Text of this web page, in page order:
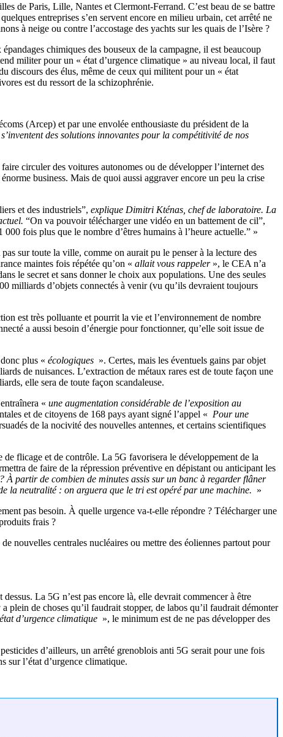
de Paris, Lille, Nantes et Clermont-Ferrand. C’est beau de se battre
entreprises s’en servent encore en milieu urbain, cet arrêté ne
à neige ou contre l’accostage des yachts sur les quais de l’Isère ?
chimiques des bouseux de la campagne, il est beaucoup
militer pour un « état d’urgence climatique » au niveau local, il faut
discours des élus, même de ceux qui militent pour un « état
est du ressort de la schizophrénie.
(Arcep) et par une envolée enthousiaste du président de la
des solutions innovantes pour la compétitivité de nos
circuler des voitures autonomes ou de développer l’internet des
business. Mais de quoi aussi aggraver encore un peu la crise
et des industriels”, explique Dimitri Kténas, chef de laboratoire. La
“On va pouvoir télécharger une vidéo en un battement de cil”,
fois plus que le nombre d’êtres humains à l’heure actuelle.” »
sur toute la ville, comme on aurait pu le penser à la lecture des
maintes fois répétée qu’on « allait vous rappeler», le CEA n’a
le secret et sans donner le choix aux populations. Une des seules
milliards d’objets connectés à venir (vu qu’ils devraient toujours
est très polluante et pourrit la vie et l’environnement de nombre
a aussi besoin d’énergie pour fonctionner, qu’elle soit issue de
plus « écologiques ». Certes, mais les éventuels gains par objet
de nuisances. L’extraction de métaux rares est de toute façon une
elle sera de toute façon scandaleuse.
« une augmentation considérable de l’exposition au
et de citoyens de 168 pays ayant signé l’appel « Pour une
de la nocivité des nouvelles antennes, et certains scientifiques
de flicage et de contrôle. La 5G favorisera le développement de la
de faire de la répression préventive en dépistant ou anticipant les
À partir de combien de minutes assis sur un banc à regarder flâner
la neutralité : on arguera que le tri est opéré par une machine. »
pas besoin. À quelle urgence va-t-elle répondre ? Télécharger une
frais ?
nouvelles centrales nucléaires ou mettre des éoliennes partout pour
La 5G n’est pas encore là, elle devrait commencer à être
plein de choses qu’il faudrait stopper, de labos qu’il faudrait démonter
état d’urgence climatique », le minimum est de ne pas développer des
d’ailleurs, un arrêté grenoblois anti 5G serait pour une fois
sur l’état d’urgence climatique.